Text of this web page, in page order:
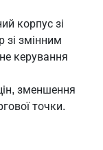
корпус зі
зі змінним
керування
зменшення
точки.